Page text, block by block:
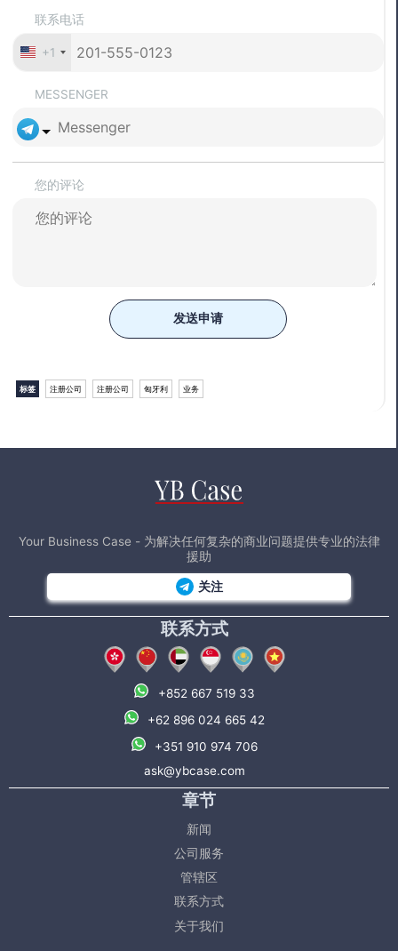
联系电话
+1
MESSENGER
您的评论
发送申请
标签 注册公司 注册公司 匈牙利 业务
Your Business Case - 为解决任何复杂的商业问题提供专业的法律
援助
关注
联系方式
+852 667 519 33
+62 896 024 665 42
+351 910 974 706
ask@ybcase.com
章节
新闻
公司服务
管辖区
联系方式
关于我们